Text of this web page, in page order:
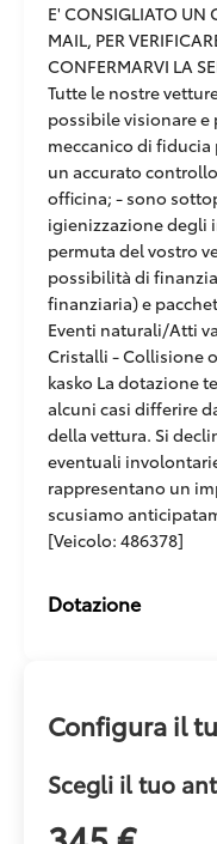
E' CONSIGLIATO UN
MAIL, PER
CONFERMARVI LA
Tutte le nostre
possibile visionare e
meccanico di
un accurato
officina; - sono
igienizzazione degli
permuta del vostro
possibilità di
finanziaria) e
Eventi naturali/Atti
Cristalli - Collisione
kasko La dotazione
alcuni casi differire
della vettura. Si
eventuali
rappresentano un
scusiamo
[Veicolo: 486378]
Dotazione
Configura il
Scegli il tuo